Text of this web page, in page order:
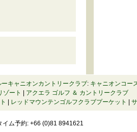
ーキャニオンカントリークラブ: キャニオンコー
ゾート
アクエラ ゴルフ ＆ カントリークラブ
レッドマウンテンゴルフクラブプーケット
ム予約: +66 (0)81 8941621